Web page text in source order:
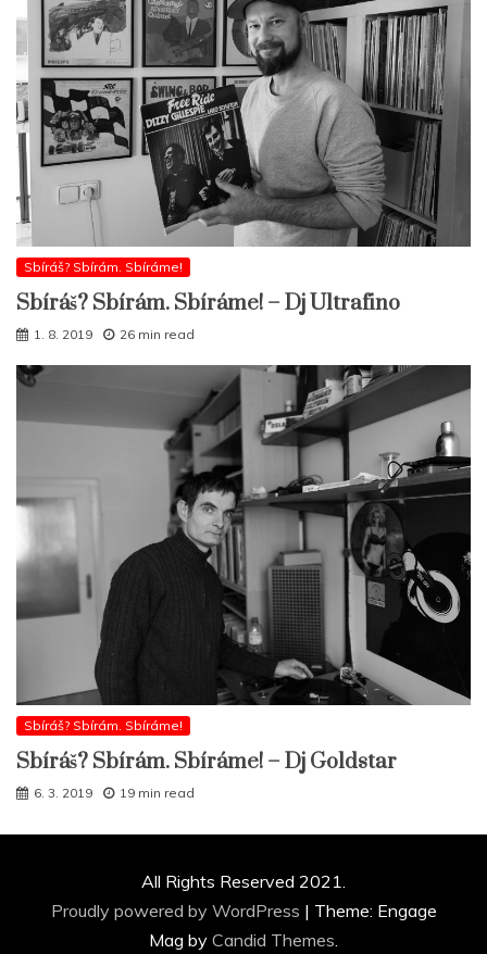
Sbíráš? Sbírám. Sbíráme!
Sbíráš? Sbírám. Sbíráme! – Dj Ultrafino
1. 8. 2019 26 min read
Sbíráš? Sbírám. Sbíráme!
Sbíráš? Sbírám. Sbíráme! – Dj Goldstar
6. 3. 2019 19 min read
All Rights Reserved 2021.
Proudly powered by WordPress | Theme: Engage
Mag by Candid Themes.